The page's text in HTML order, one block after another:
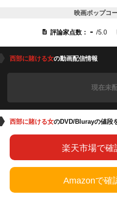
映画ポップコ
評論家点数： - /5.0
西部に賭ける女の動画配信情報
現在未
西部に賭ける女のDVD/Blurayの値段
楽天市場で確
Amazonで確